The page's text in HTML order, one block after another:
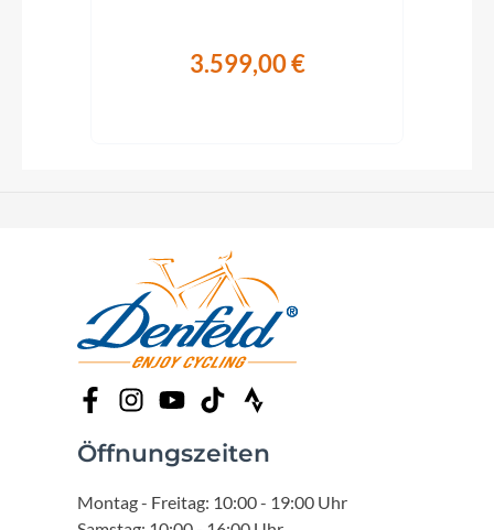
3.599,00 €
Öffnungszeiten
Montag - Freitag: 10:00 - 19:00 Uhr